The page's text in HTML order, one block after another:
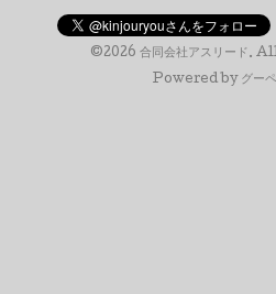
©2026 合同会社アスリード .
Powered by グーペ